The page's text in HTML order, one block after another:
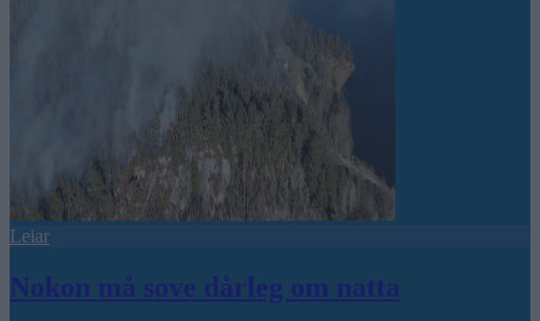
Leiar
Nokon må sove dårleg om natta